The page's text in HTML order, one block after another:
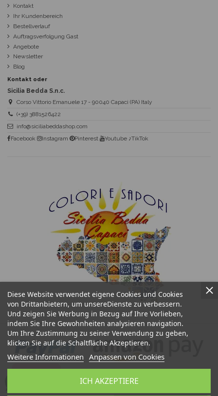
Diese Website verwendet eigene Cookies und Cookies
von Drittanbietern, um unsereDienste zu verbessern.
Und zeigen Sie Werbung in Bezug auf Ihre Vorlieben,
indem Sie Ihre Gewohnheiten analysieren navigation.
Um Ihre Zustimmung zu seiner Verwendung zu geben,
klicken Sie auf die Schaltfläche Akzeptieren.
Weitere Informationen Anpassen von Cookies
ICH AKZEPTIERE
Kontakt
Ihr Kundenbereich
Bestellverlauf
Auftragsverfolgung Gast
Angebote
Newsletter
Blog
Kontakt oder
Sicilia Bedda S.n.c.
Corso Vittorio Emanuele 17 - 90040 Capaci (PA) Italy
(+39) 3881526422
info@siciliabeddashop.com
Facebook
Instagram Pinterest Youtube ♪TikTok